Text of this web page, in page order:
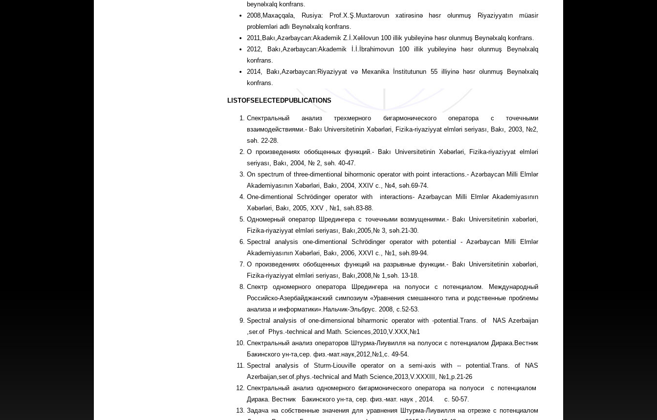
beynəlxalq konfrans.
2008,Maxaçqala, Rusiya: Prof.X.Ş.Muxtarovun xatirəsinə həsr olunmuş Riyaziyyatın müasir
problemləri adlı Beynəlxalq konfrans.
2011,Bakı,Azərbaycan:Akademik Z.İ.Xəlilovun 100 illik yubileyinə həsr olunmuş Beynəlxalq konfrans.
2012, Bakı,Azərbaycan:Akademik İ.İ.İbrahimovun 100 illik yubileyinə həsr olunmuş Beynəlxalq
konfrans.
2014, Bakı,Azərbaycan:Riyaziyyat və Mexanika İnstitutunun 55 illiyinə həsr olunmuş Beynəlxalq
konfrans.
LISTOFSELECTEDPUBLICATIONS
Спектральный анализ трехмерного бигармонического оператора с точечными
взаимодействиями.- Bakı Universitetinin Xəbərləri, Fizika-riyaziyyat elmləri seriyası, Bakı, 2003, №2,
səh. 22-28.
О произведениях обобщенных функций.- Bakı Universitetinin Xəbərləri, Fizika-riyaziyyat elmləri
seriyası, Bakı, 2004, № 2, səh. 40-47.
On spectrum of three-dimentional bihormonic operator with point interactions.- Azərbaycan Milli Elmlər
Akademiyasının Xəbərləri, Bakı, 2004, XXIV c., №4, səh.69-74.
One-dimentional Schrödinger operator with interactions- Azərbaycan Milli Elmlər Akademiyasının
Xəbərləri, Bakı, 2005, XXV , №1, səh.83-88.
Одномерный оператор Шредингера с точечными возмущениями.- Bakı Universitetinin xəbərləri,
Fizika-riyaziyyat elmləri seriyası, Bakı,2005,№ 3, səh.21-30.
Spectral analysis one-dimentional Schrödinger operator with potential - Azərbaycan Milli Elmlər
Akademiyasının Xəbərləri, Bakı, 2006, XXVI c., №1, səh.89-94.
О произведениях обобщенных функций на разрывные функции.- Bakı Universitetinin xəbərləri,
Fizika-riyaziyyat elmləri seriyası, Bakı,2008,№ 1,səh. 13-18.
Спектр одномерного оператора Шредингера на полуоси с потенциалом. Международный
Российско-Азербайджанский симпозиум «Уравнения смешанного типа и родственные проблемы
анализа и информатики».Нальчик-Эльбрус. 2008, с.52-53.
Spectral analysis of one-dimensional biharmonic operator with -potential.Trans. of NAS Azerbaijan
,ser.of Phys.-technical and Math. Sciences,2010,V.XXX,№1
Спектральный анализ операторов Штурма-Лиувилля на полуоси с потенциалом Дирака.Вестник
Бакинского ун-та,сер. физ.-мат.наук,2012,№1,с. 49-54.
Spectral analysis of Sturm-Liouville operator on a semi-axis with -- potential.Trans. of NAS
Azerbaijan,ser.of.phys.-technical and Math Science,2013,V.XXXIII, №1,p.21-26
Спектральный анализ одномерного бигармонического оператора на полуоси с потенциалом
Дирака. Вестник Бакинского ун-та, сер. физ.-мат. наук , 2014. с. 50-57.
Задача на собственные значения для уравнения Штурма-Лиувилля на отрезке с потенциалом